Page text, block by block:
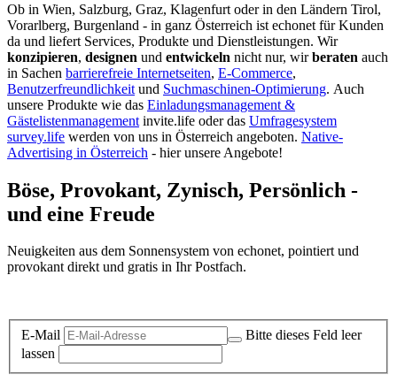
Ob in Wien, Salzburg, Graz, Klagenfurt oder in den Ländern Tirol,
Vorarlberg, Burgenland - in ganz Österreich ist echonet für Kunden
da und liefert Services, Produkte und Dienstleistungen. Wir
konzipieren, designen und entwickeln nicht nur, wirberaten auch
in Sachen barrierefreie Internetseiten, E-Commerce,
Benutzerfreundlichkeit und Suchmaschinen-Optimierung. Auch
unsere Produkte wie das Einladungsmanagement &
Gästelistenmanagement invite.life oder das Umfragesystem
survey.life werden von uns in Österreich angeboten. Native-
Advertising in Österreich - hier unsere Angebote!
Böse, Provokant, Zynisch, Persönlich -
und eine Freude
Neuigkeiten aus dem Sonnensystem von echonet, pointiert und
provokant direkt und gratis in Ihr Postfach.
E-Mail
Bitte dieses Feld leer
lassen